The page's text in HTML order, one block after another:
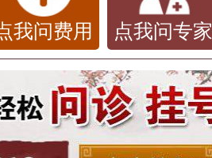
我问费用 点我问专家